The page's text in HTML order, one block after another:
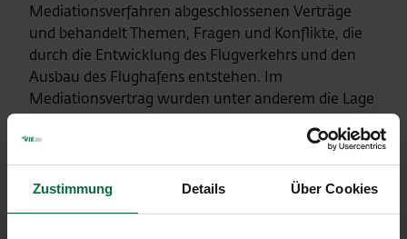
Zustimmung Details Über Cookies
Mediationsverfahren abgeschlossenen Verträge
und behandelt Themen, Fragen und Konflikte, die
durch die Entwicklung des Flugverkehrs und den
Ausbau des Flughafens entstehen. Im
Mediationsvertrag wurden unter anderem die Lage
einer möglichen dritten Piste, Einschränkungen für
den Nachtflug, Deckelung der Lärmbelastung, ein
Umweltfonds und ein Lärmschutzprogramm
vereinbart. Das Dialogforum verhandelt alle